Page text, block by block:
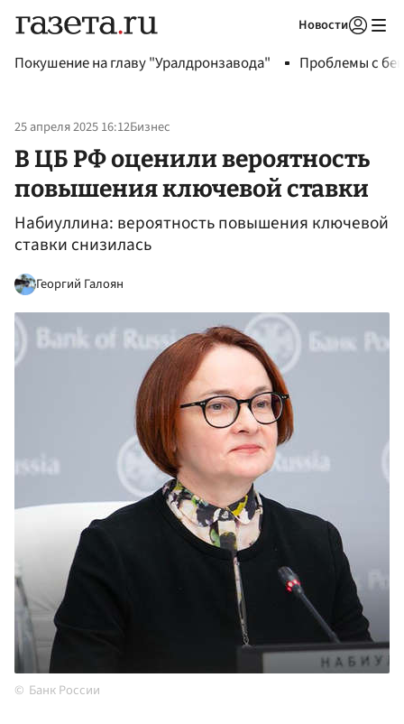
Новости
Покушение на главу "Уралдронзавода" Проблемы с
25 апреля 2025 16:12Бизнес
В ЦБ РФ оценили вероятность
повышения ключевой ставки
Набиуллина: вероятность повышения ключевой
ставки снизилась
Георгий Галоян
Банк России